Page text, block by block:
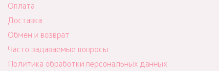
Оплата
Доставка
Обмен и возврат
Часто задаваемые вопросы
Политика обработки персональных данных